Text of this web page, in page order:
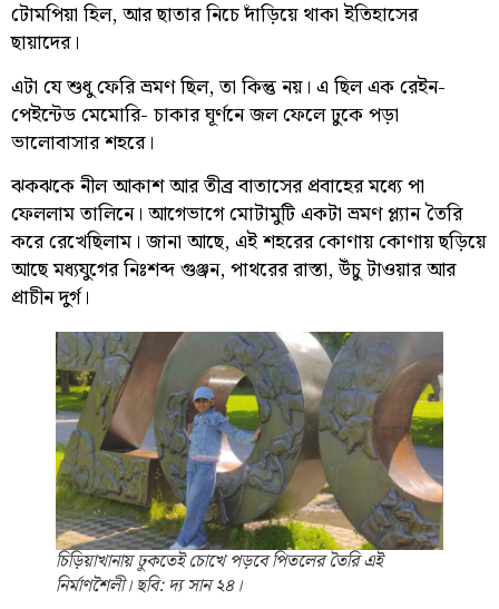
টোমপিয়া হিল, আর ছাতার নিচে দাঁড়িয়ে থাকা ইতিহাসের
ছায়াদের।
এটা যে শুধু ফেরি ভ্রমণ ছিল, তা কিন্তু নয়। এ ছিল এক রেইন-
পেইন্টেড মেমোরি- চাকার ঘূর্ণনে জল ফেলে ঢুকে পড়া
ভালোবাসার শহরে।
ঝকঝকে নীল আকাশ আর তীব্র বাতাসের প্রবাহের মধ্যে পা
ফেললাম তালিনে। আগেভাগে মোটামুটি একটা ভ্রমণ প্ল্যান তৈরি
করে রেখেছিলাম। জানা আছে, এই শহরের কোণায় কোণায় ছড়িয়ে
আছে মধ্যযুগের নিঃশব্দ গুঞ্জন, পাথরের রাস্তা, উঁচু টাওয়ার আর
প্রাচীন দুর্গ।
চিড়িয়াখানায় ঢুকতেই চোখে পড়বে পিতলের তৈরি এই
নির্মাণশৈলী। ছবি: দ্য সান ২৪।